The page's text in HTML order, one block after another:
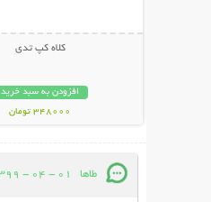
کلاه کپ تدی
افزودن به سبد خرید
348000 تومان
طاها 01 - 04 - 1399